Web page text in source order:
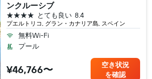
ンクルーシブ
プエルトリコ, グラン・カナリア島, スペイン
8.4
とても良い
4つ星
無料Wi-Fi
プール
¥46,766〜
空き状況
を確認